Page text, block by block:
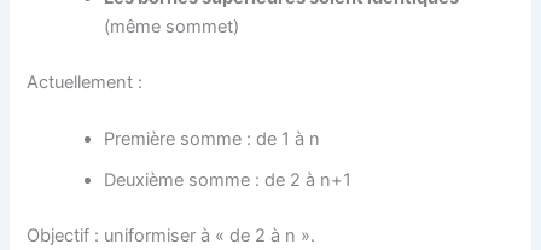
(même sommet)
Actuellement :
Première somme : de 1 à n
Deuxième somme : de 2 à n+1
Objectif : uniformiser à « de 2 à n ».